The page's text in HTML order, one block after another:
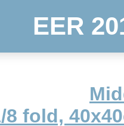
EER
fold,